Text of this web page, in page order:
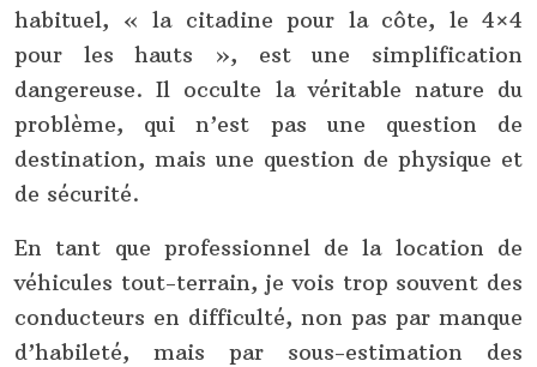
habituel, « la citadine pour la côte, le 4×4
pour les hauts », est une simplification
dangereuse. Il occulte la véritable nature du
problème, qui n’est pas une question de
destination, mais une question de physique et
de sécurité.
En tant que professionnel de la location de
véhicules tout-terrain, je vois trop souvent des
conducteurs en difficulté, non pas par manque
d’habileté, mais par sous-estimation des